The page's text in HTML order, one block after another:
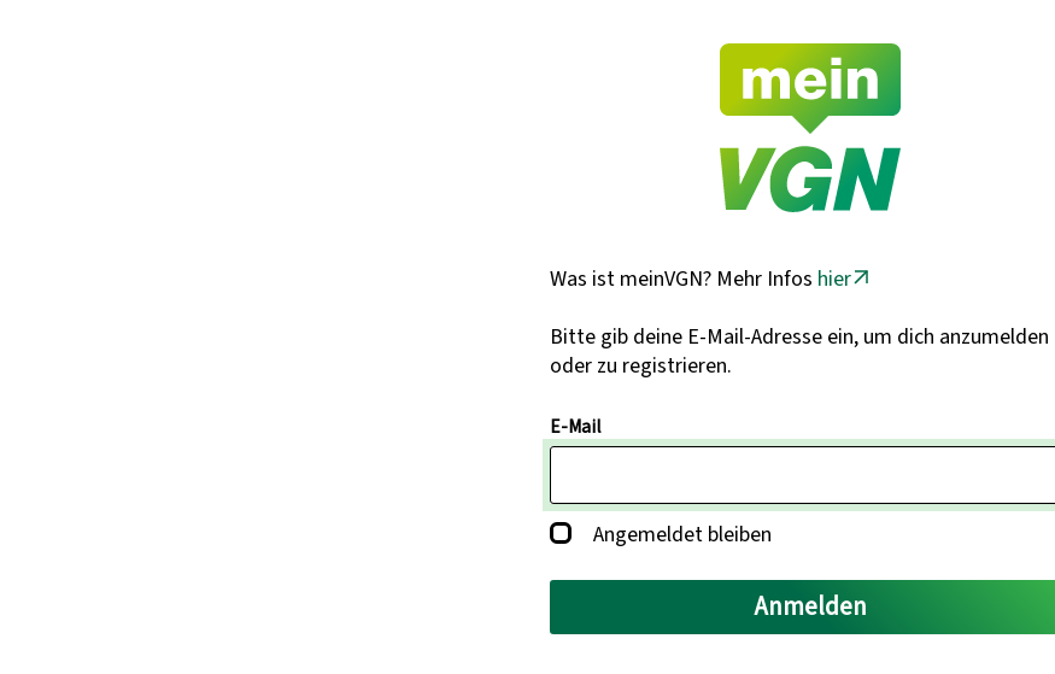
Was ist meinVGN? Mehr Infos hier
Bitte gib deine E-Mail-Adresse ein, um dich anzumelden
oder zu registrieren.
E-Mail
Angemeldet bleiben